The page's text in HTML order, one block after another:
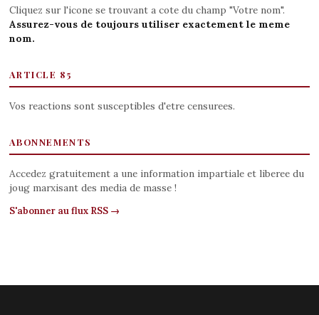
Cliquez sur l'icone se trouvant a cote du champ "Votre nom".
Assurez-vous de toujours utiliser exactement le meme
nom.
ARTICLE 85
Vos reactions sont susceptibles d'etre censurees.
ABONNEMENTS
Accedez gratuitement a une information impartiale et liberee du
joug marxisant des media de masse !
S'abonner au flux RSS →